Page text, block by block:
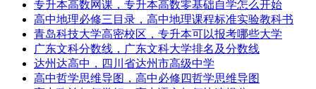
专升本高数网课，专升本高数零基础自学怎么开始
高中地理必修三目录，高中地理课程标准实验教科书
青岛科技大学高密校区，专升本可以报考哪些大学
广东文科分数线，广东文科大学排名及分数线
达州达高中，四川省达州市高级中学
高中哲学思维导图，高中必修四哲学思维导图